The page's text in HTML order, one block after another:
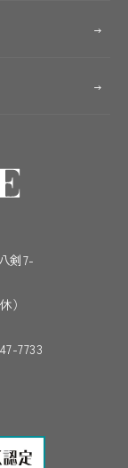
剣7-
）
7733